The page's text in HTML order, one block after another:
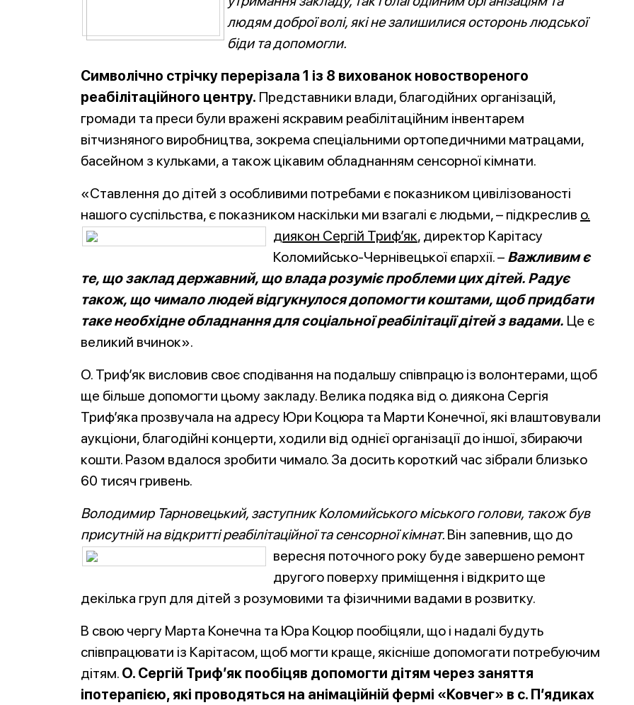
людям доброї волі, які не залишилися осторонь людської
біди та допомогли.
Символічно стрічку перерізала 1 із 8 вихованок новоствореного
реабілітаційного центру. Представники влади, благодійних організацій,
громади та преси були вражені яскравим реабілітаційним інвентарем
вітчизняного виробництва, зокрема спеціальними ортопедичними матрацами,
басейном з кульками, а також цікавим обладнанням сенсорної кімнати.
«Ставлення до дітей з особливими потребами є показником цивілізованості
нашого суспільства, є показником наскільки ми взагалі є людьми, – підкреслив о.
диякон Сергій Триф’як, директор Карітасу
Коломийсько-Чернівецької єпархії. – Важливим є
те, що заклад державний, що влада розуміє проблеми цих дітей. Радує
також, що чимало людей відгукнулося допомогти коштами, щоб придбати
таке необхідне обладнання для соціальної реабілітації дітей з вадами. Це є
великий вчинок».
О. Триф’як висловив своє сподівання на подальшу співпрацю із волонтерами, щоб
ще більше допомогти цьому закладу. Велика подяка від о. диякона Сергія
Триф’яка прозвучала на адресу Юри Коцюра та Марти Конечної, які влаштовували
аукціони, благодійні концерти, ходили від однієї організації до іншої, збираючи
кошти. Разом вдалося зробити чимало. За досить короткий час зібрали близько
60 тисяч гривень.
Володимир Тарновецький, заступник Коломийського міського голови, також був
присутній на відкритті реабілітаційної та сенсорної кімнат. Він запевнив, що до
вересня поточного року буде завершено ремонт
другого поверху приміщення і відкрито ще
декілька груп для дітей з розумовими та фізичними вадами в розвитку.
В свою чергу Марта Конечна та Юра Коцюр пообіцяли, що і надалі будуть
співпрацювати із Карітасом, щоб могти краще, якісніше допомогати потребуючим
дітям. О. Сергій Триф’як пообіцяв допомогти дітям через заняття
іпотерапією, які проводяться на анімаційній фермі «Ковчег» в с. П’ядиках